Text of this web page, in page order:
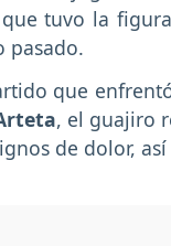
tuvo la
pasado.
que
, el guajiro
de dolor,